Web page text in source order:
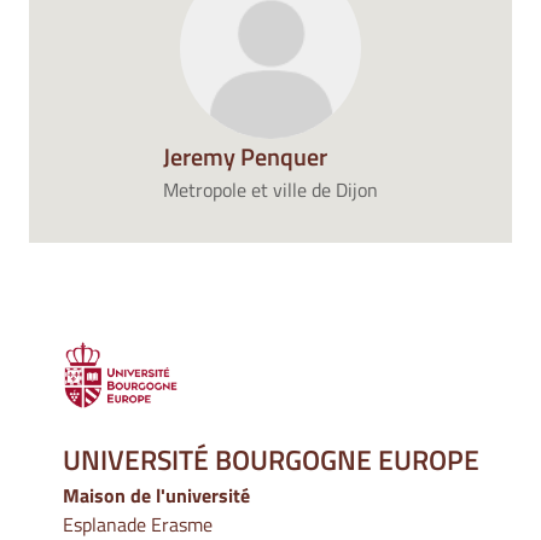
Jeremy Penquer
Metropole et ville de Dijon
UNIVERSITÉ BOURGOGNE EUROPE
Maison de l'université
Esplanade Erasme